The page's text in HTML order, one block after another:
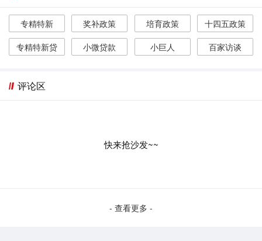
专精特新 奖补政策 培育政策
十四五政策
专精特新贷
小微贷款 小巨人 百家访谈
评论区
快来抢沙发~~
- 查看更多 -